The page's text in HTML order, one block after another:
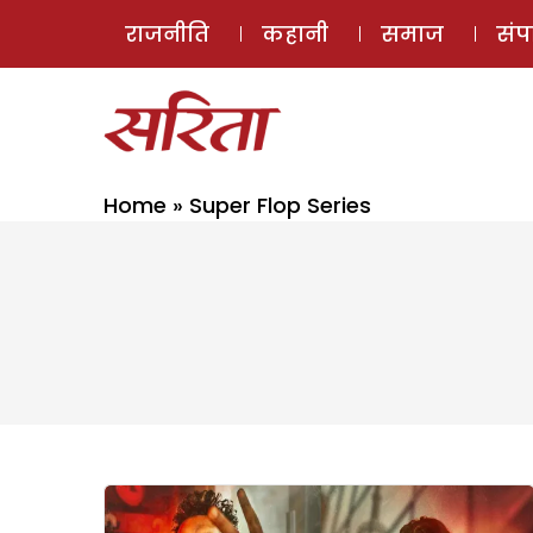
राजनीति कहानी समाज
Home » Super Flop Series